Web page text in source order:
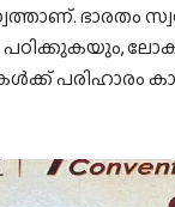
ഭാരതം
പഠിക്കുകയും,